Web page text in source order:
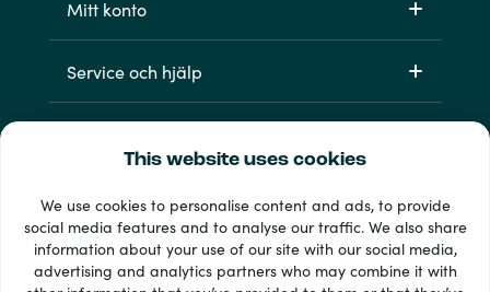
This website uses cookies
We use cookies to personalise content and ads, to provide
social media features and to analyse our traffic. We also share
information about your use of our site with our social media,
advertising and analytics partners who may combine it with
Mitt konto
Service och hjälp